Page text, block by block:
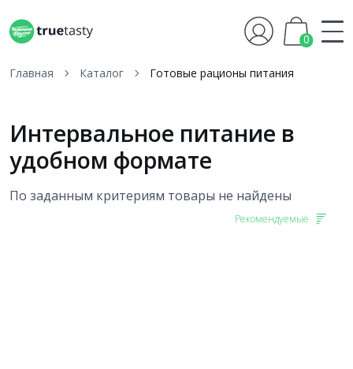
0
Главная Каталог Готовые рационы питания
Интервальное питание в
удобном формате
По заданным критериям товары не найдены
Рекомендуемые